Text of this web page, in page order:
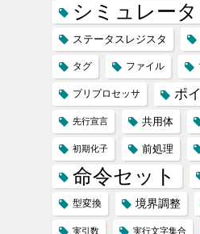
シミュレータ
ステータスレジスタ
タグ ファイル
プリプロセッサ ポ
先行宣言 共用体
初期化子 前処理
命令セット
型変換 境界調整
実引数 実行文字集合